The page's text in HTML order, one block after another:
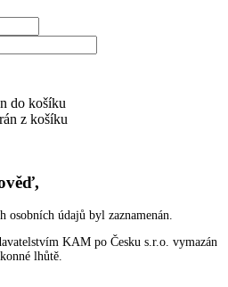
do košíku
z košíku
osobních údajů byl zaznamenán.
KAM po Česku s.r.o. vymazán
lhůtě.